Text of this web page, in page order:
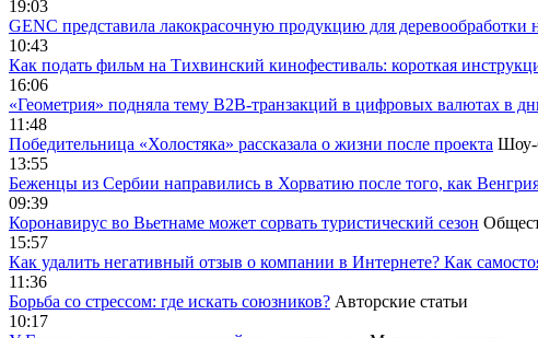
19:03
GENC представила лакокрасочную продукцию для
10:43
Как подать фильм на Тихвинский кинофестиваль: короткая
16:06
«Геометрия» подняла тему B2B-транзакций в цифровых валютах в
11:48
Победительница «Холостяка» рассказала о жизни после проекта Шоу-
13:55
Беженцы из Сербии направились в Хорватию после того, как
09:39
Коронавирус во Вьетнаме может сорвать туристический сезон
15:57
Как удалить негативный отзыв о компании в Интернете? Как
11:36
Борьба со стрессом: где искать союзников? Авторские статьи
10:17